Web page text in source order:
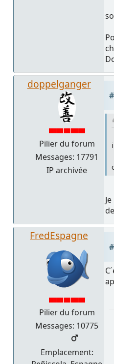
doppelganger
Pilier du forum
Messages: 17791
IP archivée
FredEspagne
Pilier du forum
Messages: 10775
Emplacement: